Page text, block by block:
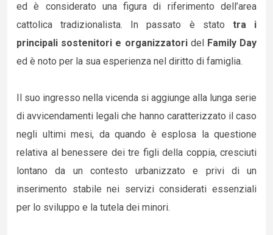
ed è considerato una figura di riferimento dell’area
cattolica tradizionalista. In passato è stato tra i
principali sostenitori e organizzatoridel Family Day
ed è noto per la sua esperienza nel diritto di famiglia.
Il suo ingresso nella vicenda si aggiunge alla lunga serie
di avvicendamenti legali che hanno caratterizzato il caso
negli ultimi mesi, da quando è esplosa la questione
relativa al benessere dei tre figli della coppia, cresciuti
lontano da un contesto urbanizzato e privi di un
inserimento stabile nei servizi considerati essenziali
per lo sviluppo e la tutela dei minori.